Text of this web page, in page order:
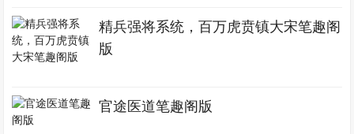
精兵强将系统，百万虎贲镇大宋笔趣阁
版
官途医道笔趣阁版